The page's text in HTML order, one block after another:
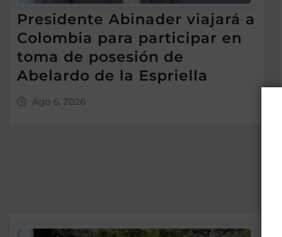
Presidente Abinader viajará a
Colombia para participar en
toma de posesión de
Abelardo de la Espriella
Ago 6, 2026